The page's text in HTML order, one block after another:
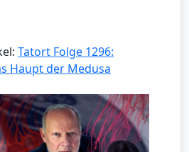
Tatort Folge 1296:
Haupt der Medusa